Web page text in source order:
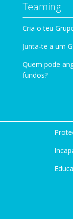
Teaming
Cria o teu
Junta-te a um
Quem pode
fundos?